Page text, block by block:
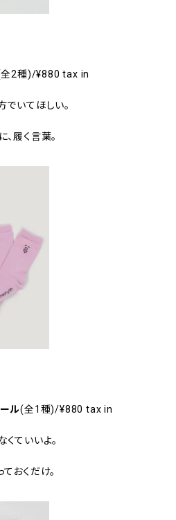
2種)/¥880 tax in
でいてほしい。
履く言葉。
ル(全1種)/¥880 tax in
ていいよ。
おくだけ。